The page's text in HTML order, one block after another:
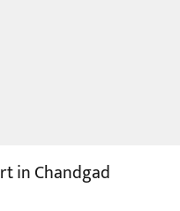
in Chandgad